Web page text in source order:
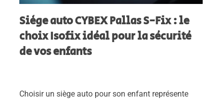
Siège auto CYBEX Pallas S-Fix : le
choix Isofix idéal pour la sécurité
de vos enfants
Choisir un siège auto pour son enfant représente